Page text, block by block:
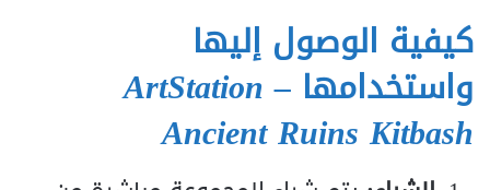
كيفية الوصول إليها
واستخدامها ArtStation –
Ancient Ruins Kitbash